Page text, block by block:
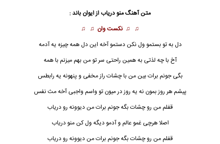
متن آهنگ منو دریاب ازایوان باند:
♫ ♫ نکست وان ♫ ♫
دل به تو بستمو ول نکن دستمو آخه این دل همه چیزه یه آدمه
آخ با چه لذتی به همین راحتی سر تو من بهم میزنم با همه
بگی جونم برات بین من با چشات راز مخفی و پنهونه یه رابطس
پیشم هر روز بمون نه یه روز در میون تو واسم واجبی آخه مث نفس
قفلم من رو چشات بگه جونم برات من دیوونه رو دریاب
اصلا هرچی غمو عالم و آدمو دیگه ول کنمنو دریاب
قفلم من رو چشات بگه جونم برات من دیوونه رو دریاب